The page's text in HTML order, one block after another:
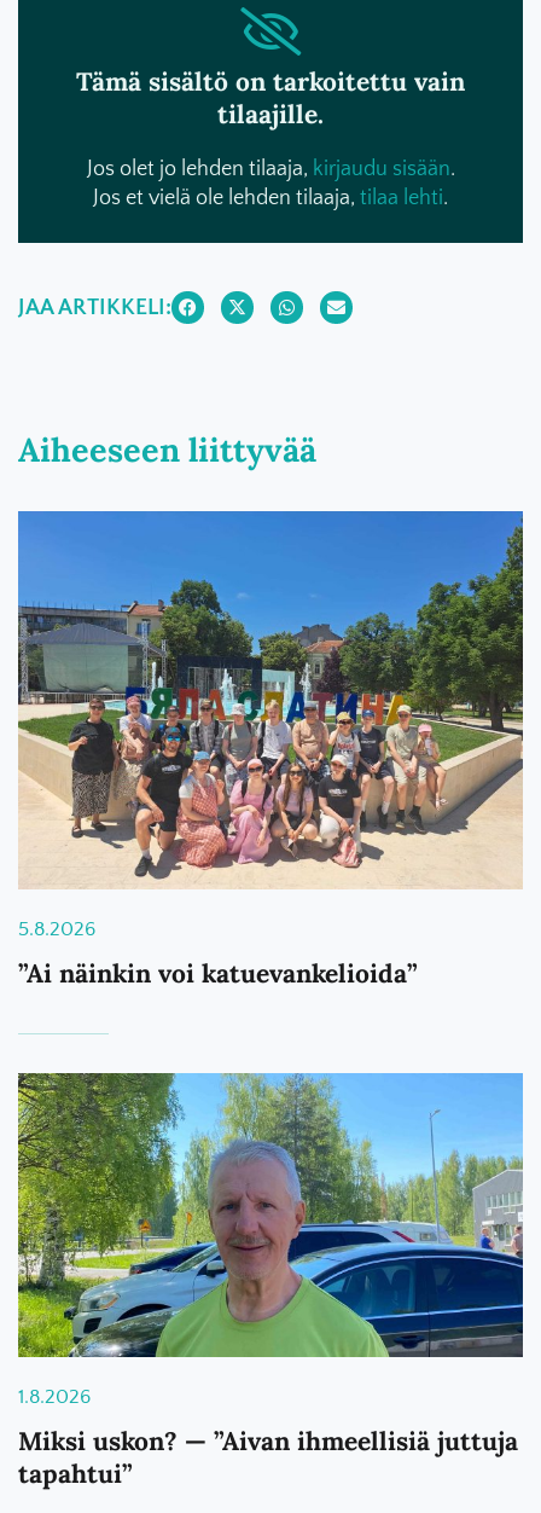
Tämä sisältö on tarkoitettu vain
tilaajille.
Jos olet jo lehden tilaaja, kirjaudu sisään.
Jos et vielä ole lehden tilaaja, tilaa lehti.
JAA ARTIKKELI:
Aiheeseen liittyvää
5.8.2026
”Ai näinkin voi katuevankelioida”
1.8.2026
Miksi uskon? — ”Aivan ihmeellisiä juttuja
tapahtui”